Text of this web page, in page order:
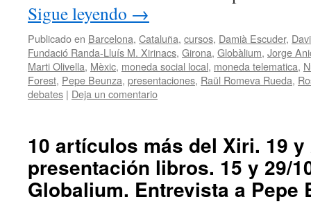
Sigue leyendo →
Publicado en Barcelona, Cataluña, cursos, Damià Escuder,
Fundació Randa-Lluís M. Xirinacs, Girona, Globàlium, Jorge
Marti Olivella, Mèxic, moneda social local, moneda telematica,
Forest, Pepe Beunza, presentaciones, Raül Romeva Rueda,
debates | Deja un comentario
10 artículos más del Xiri. 19 y
presentación libros. 15 y 29/
Globalium. Entrevista a Pepe